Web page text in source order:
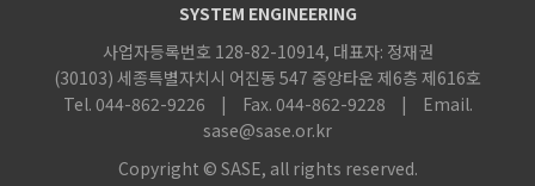
SYSTEM ENGINEERING
사업자등록번호 128-82-10914, 대표자: 정재권
(30103) 세종특별자치시 어진동 547 중앙타운 제6층 제616호
Tel. 044-862-9226
| Fax. 044-862-9228 |
Email.
sase@sase.or.kr
Copyright © SASE, all rights reserved.